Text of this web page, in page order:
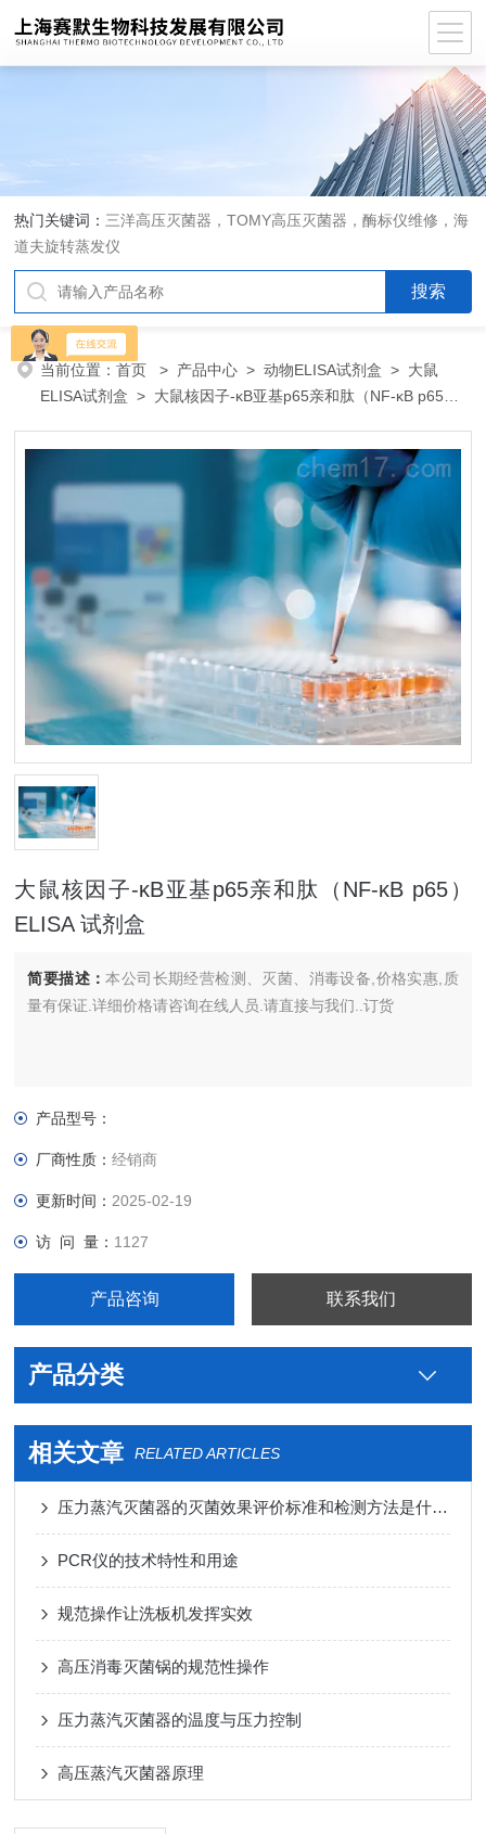
热门关键词： 三洋高压灭菌器，TOMY高压灭菌器，酶标仪维修，海
道夫旋转蒸发仪
当前位置：首页 > 产品中心 >动物ELISA试剂盒 > 大鼠
ELISA试剂盒 > 大鼠核因子-κB亚基p65亲和肽（NF-κB p65）
大鼠核因子-κB亚基p65亲和肽（NF-κB p65）
ELISA 试剂盒
简要描述：本公司长期经营检测、灭菌、消毒设备,价格实惠,质
量有保证.详细价格请咨询在线人员.请直接与我们..订货
产品型号：
厂商性质：经销商
更新时间： 2025-02-19
访 问 量： 1127
产品咨询 联系我们
产品分类
相关文章 RELATED ARTICLES
压力蒸汽灭菌器的灭菌效果评价标准和检测方法是什么？
PCR仪的技术特性和用途
规范操作让洗板机发挥实效
高压消毒灭菌锅的规范性操作
压力蒸汽灭菌器的温度与压力控制
高压蒸汽灭菌器原理